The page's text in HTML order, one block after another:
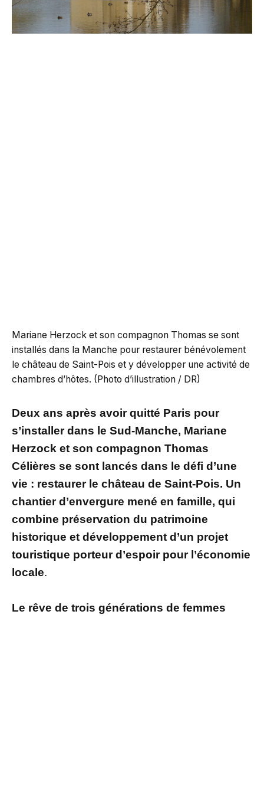
Mariane Herzock et son compagnon Thomas se sont
installés dans la Manche pour restaurer bénévolement
le château de Saint-Pois et y développer une activité de
chambres d’hôtes. (Photo d’illustration / DR)
Deux ans après avoir quitté Paris pour
s’installer dans le Sud-Manche, Mariane
Herzock et son compagnon Thomas
Célières se sont lancés dans le défi d’une
vie : restaurer le château de Saint-Pois. Un
chantier d’envergure mené en famille, qui
combine préservation du patrimoine
historique et développement d’un projet
touristique porteur d’espoir pour l’économie
locale.
Le rêve de trois générations de femmes